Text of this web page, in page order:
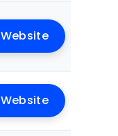
Website
Website